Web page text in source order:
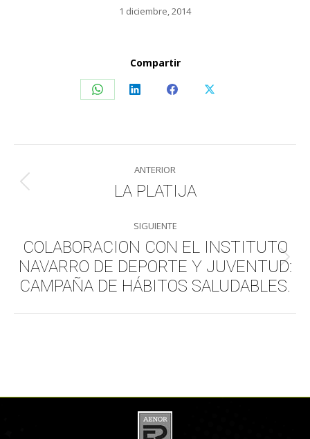
1 diciembre, 2014
Compartir
Share
WhatsApp
Share
LinkedIn
Share
Facebook
Share
X
Navegación
entre
publicaciones
ANTERIOR
Publicación
LA PLATIJA
SIGUIENTE
Publicación
siguiente:
COLABORACION CON EL INSTITUTO
NAVARRO DE DEPORTE Y JUVENTUD:
CAMPAÑA DE HÁBITOS SALUDABLES.